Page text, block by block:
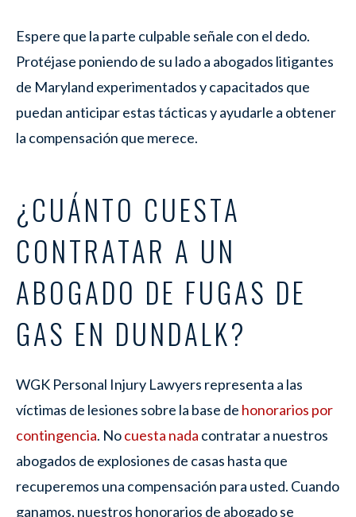
Espere que la parte culpable señale con el dedo.
Protéjase poniendo de su lado a abogados litigantes
de Maryland experimentados y capacitados que
puedan anticipar estas tácticas y ayudarle a obtener
la compensación que merece.
¿CUÁNTO CUESTA
CONTRATAR A UN
ABOGADO DE FUGAS DE
GAS EN DUNDALK?
WGK Personal Injury Lawyers representa a las
víctimas de lesiones sobre la base de honorarios por
contingencia. Nocuesta nada contratar a nuestros
abogados de explosiones de casas hasta que
recuperemos una compensación para usted. Cuando
ganamos, nuestros honorarios de abogado se